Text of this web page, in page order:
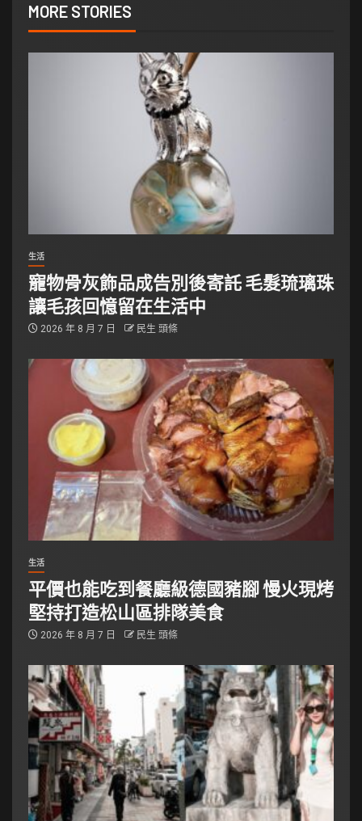
MORE STORIES
生活
寵物骨灰飾品成告別後寄託 毛髮琉璃珠
讓毛孩回憶留在生活中
2026 年 8 月 7 日 民生 頭條
生活
平價也能吃到餐廳級德國豬腳 慢火現烤
堅持打造松山區排隊美食
2026 年 8 月 7 日 民生 頭條